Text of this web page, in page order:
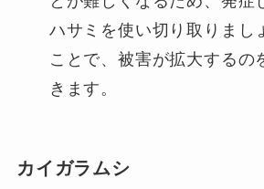
ハサミを使い切り取りまし
ことで、被害が拡大するの
きます。
カイガラムシ